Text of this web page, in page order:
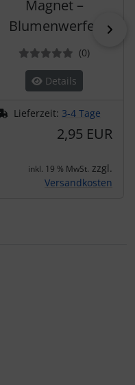
Magnet –
Blumenwerfer
(0)
Details
Lieferzeit: 3-4 Tage
2,95 EUR
inkl. 19 % MwSt. zzgl.
Versandkosten